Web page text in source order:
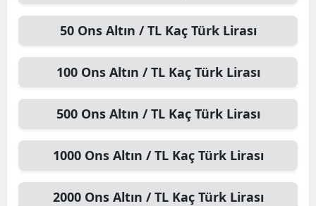
50 Ons Altın / TLKaç Türk Lirası
100 Ons Altın / TLKaç Türk Lirası
500 Ons Altın / TLKaç Türk Lirası
1000 Ons Altın / TLKaç Türk Lirası
2000 Ons Altın / TLKaç Türk Lirası